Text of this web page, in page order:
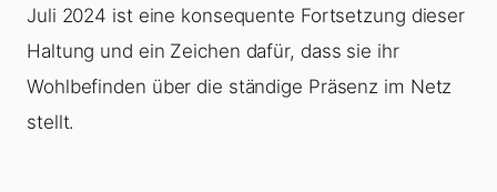
Juli 2024 ist eine konsequente Fortsetzung dieser
Haltung und ein Zeichen dafür, dass sie ihr
Wohlbefinden über die ständige Präsenz im Netz
stellt.